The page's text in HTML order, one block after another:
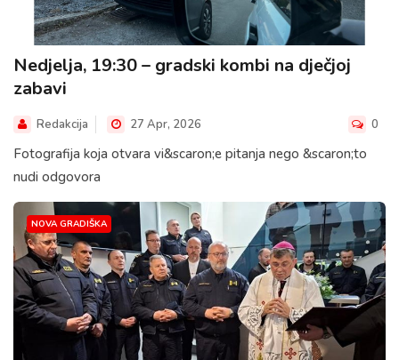
Nedjelja, 19:30 – gradski kombi na dječjoj
zabavi
Redakcija 27 Apr, 2026 0
Fotografija koja otvara vi&scaron;e pitanja nego &scaron;to
nudi odgovora
NOVA GRADIŠKA